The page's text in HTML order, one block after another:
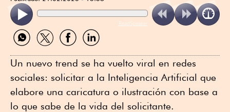
ReadSpeaker
Compartir
por
Compartir
por
Compartir
por
Compartir
por
Un nuevo trend se ha vuelto viral en redes
sociales: solicitar a la Inteligencia Artificial que
elabore una caricatura o ilustración con base a
lo que sabe de la vida del solicitante.